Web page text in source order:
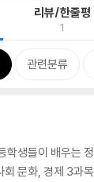
리뷰/한줄평
1
관련분류
학생들이 배우는
문화, 경제 3과